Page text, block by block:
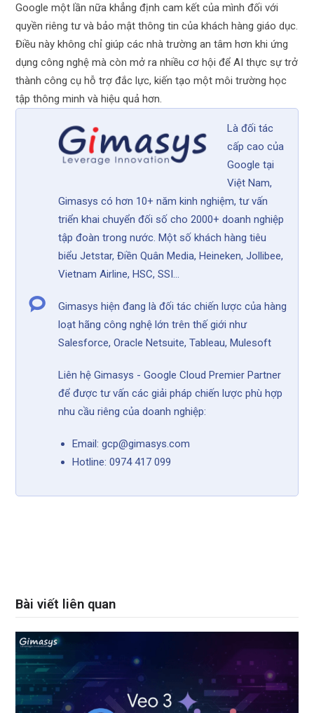
Google một lần nữa khẳng định cam kết của mình đối với
quyền riêng tư và bảo mật thông tin của khách hàng giáo dục.
Điều này không chỉ giúp các nhà trường an tâm hơn khi ứng
dụng công nghệ mà còn mở ra nhiều cơ hội để AI thực sự trở
thành công cụ hỗ trợ đắc lực, kiến tạo một môi trường học
tập thông minh và hiệu quả hơn.
Là đối tác
cấp cao của
Google tại
Việt Nam,
Gimasys có hơn 10+ năm kinh nghiệm, tư vấn
triển khai chuyển đối số cho 2000+ doanh nghiệp
tập đoàn trong nước. Một số khách hàng tiêu
biểu Jetstar, Điền Quân Media, Heineken, Jollibee,
Vietnam Airline, HSC, SSI...
Gimasys hiện đang là đối tác chiến lược của hàng
loạt hãng công nghệ lớn trên thế giới như
Salesforce, Oracle Netsuite, Tableau, Mulesoft
Liên hệ Gimasys - Google Cloud Premier Partner
để được tư vấn các giải pháp chiến lược phù hợp
nhu cầu riêng của doanh nghiệp:
Email: gcp@gimasys.com
Hotline: 0974 417 099
Bài viết liên quan